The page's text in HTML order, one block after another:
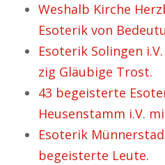
Weshalb Kirche
Esoterik von
Esoterik Solingen
zig Gläubige Trost.
43 begeisterte
Heusenstamm i.V.
Esoterik
begeisterte Leute.